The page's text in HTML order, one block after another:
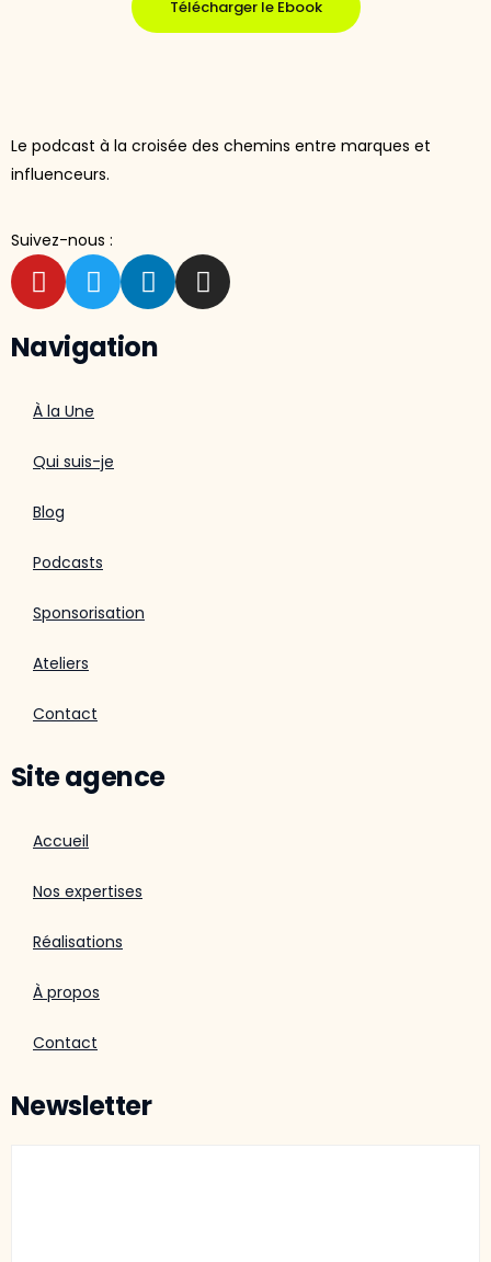
Télécharger le Ebook
Le podcast à la croisée des chemins entre marques et
influenceurs.
Suivez-nous :
Navigation
À la Une
Qui suis-je
Blog
Podcasts
Sponsorisation
Ateliers
Contact
Site agence
Accueil
Nos expertises
Réalisations
À propos
Contact
Newsletter